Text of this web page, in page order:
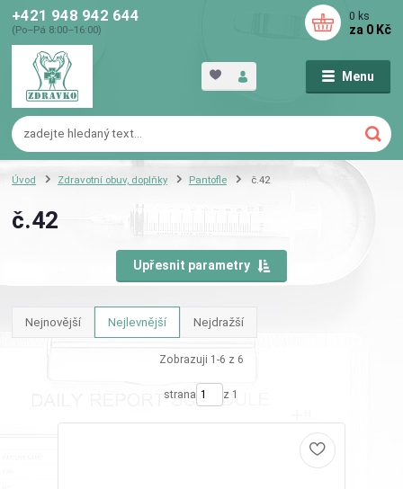
Menu
+421 948 942 644
(Po–Pá 8:00–16:00)
0 ks
za 0 Kč
Úvod Zdravotní obuv, doplňky Pantofle č.42
č.42
Upřesnit parametry
Nejnovější Nejlevnější Nejdražší
Zobrazuji 1-6 z 6
strana z 1